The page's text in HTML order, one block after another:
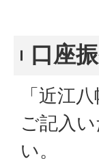
口座
「近江
ご記入
い。